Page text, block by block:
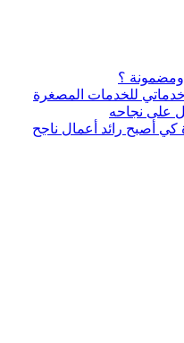
؟
للخدمات المصغرة
على نجاحه
أصبح رائد أعمال ناجح